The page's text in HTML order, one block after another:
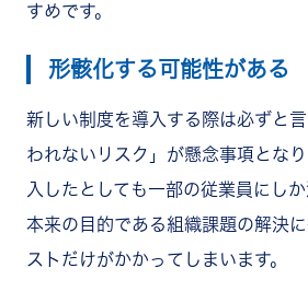
すめです。
形骸化する可能性がある
新しい制度を導入する際は必ずと
われないリスク」が懸念事項とな
入したとしても一部の従業員にし
本来の目的である組織課題の解決
ストだけがかかってしまいます。